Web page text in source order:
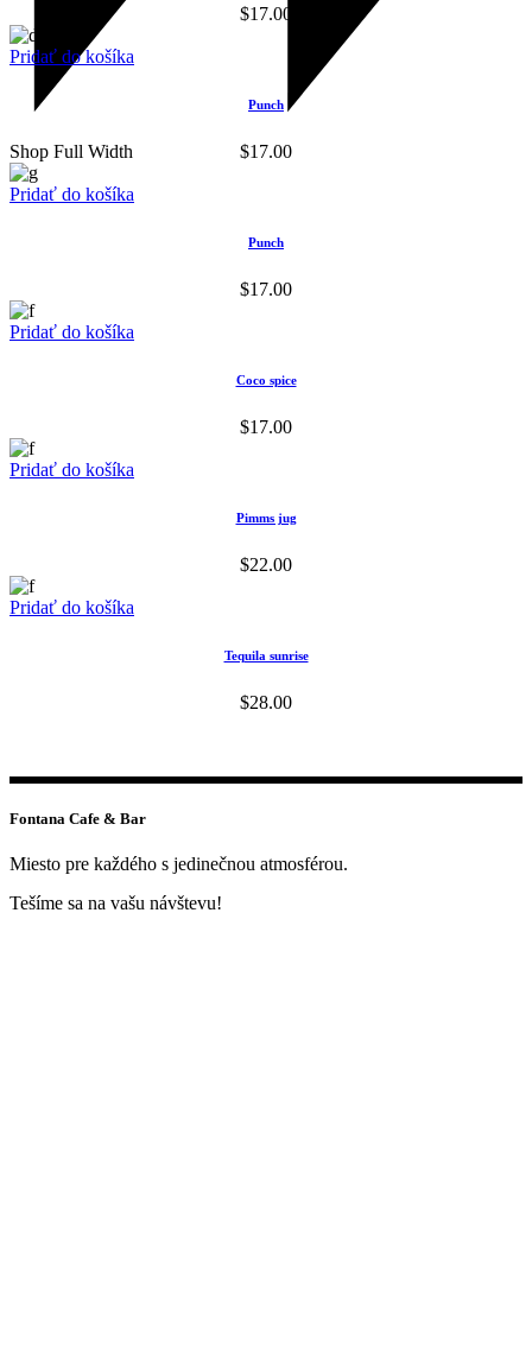
Shop Full Width
$17.00
Pridať do košíka
Punch
$17.00
Pridať do košíka
Punch
$17.00
Pridať do košíka
Coco spice
$17.00
Pridať do košíka
Pimms jug
$22.00
Pridať do košíka
Tequila sunrise
$28.00
Fontana Cafe & Bar
Miesto pre každého s jedinečnou atmosférou.
Tešíme sa na vašu návštevu!